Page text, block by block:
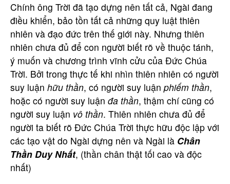
Chính ông Trời đã tạo dựng nên tất cả, Ngài đang
điều khiển, bảo tồn tất cả những quy luật thiên
nhiên và đạo đức trên thế giới này. Nhưng thiên
nhiên chưa đủ để con người biết rõ về thuộc tánh,
ý muốn và chương trình vĩnh cửu của Đức Chúa
Trời. Bởi trong thực tế khi nhìn thiên nhiên có người
suy luận hữu thần, có người suy luận phiếm thần,
hoặc có người suy luận đa thần, thậm chí cũng có
người suy luận vô thần. Thiên nhiên chưa đủ để
người ta biết rõ Đức Chúa Trời thực hữu độc lập với
các tạo vật do Ngài dựng nên và Ngài là Chân
Thần Duy Nhất, (thần chân thật tối cao và độc
nhất)
Gửi